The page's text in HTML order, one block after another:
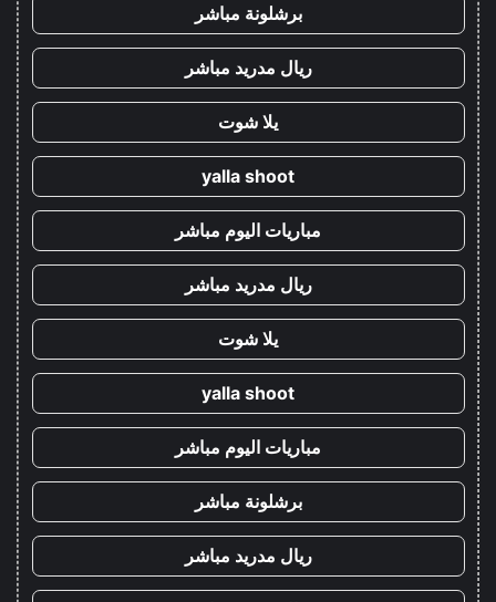
برشلونة مباشر
ريال مدريد مباشر
يلا شوت
yalla shoot
مباريات اليوم مباشر
ريال مدريد مباشر
يلا شوت
yalla shoot
مباريات اليوم مباشر
برشلونة مباشر
ريال مدريد مباشر